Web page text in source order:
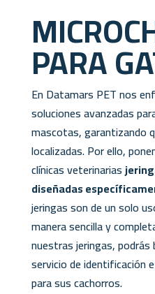
PARA
En Datamars PET nos
soluciones avanzadas
mascotas, garantizando
localizadas. Por ello,
clínicas veterinarias
diseñadas
jeringas son de un solo
manera sencilla y
nuestras jeringas,
servicio de identificación
para sus cachorros.